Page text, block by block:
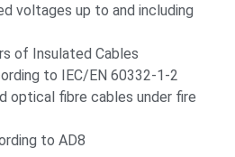
voltages up to and including
of Insulated Cables
to IEC/EN 60332-1-2
optical fibre cables under fire
to AD8